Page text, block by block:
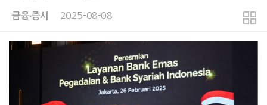
금융∙증시 2025-08-08
본문